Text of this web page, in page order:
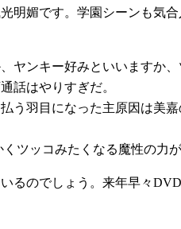
明媚です。学園シーンも気
ヤンキー好みといいますか
話はやりすぎだ。
う羽目になった主原因は美
ツッコみたくなる魔性の力が
るのでしょう。来年早々